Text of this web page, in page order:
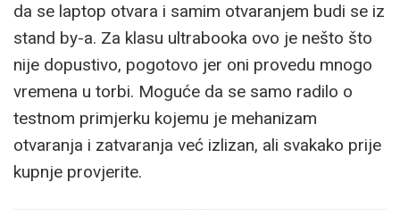
da se laptop otvara i samim otvaranjem budi se iz
stand by-a. Za klasu ultrabooka ovo je nešto što
nije dopustivo, pogotovo jer oni provedu mnogo
vremena u torbi. Moguće da se samo radilo o
testnom primjerku kojemu je mehanizam
otvaranja i zatvaranja već izlizan, ali svakako prije
kupnje provjerite.